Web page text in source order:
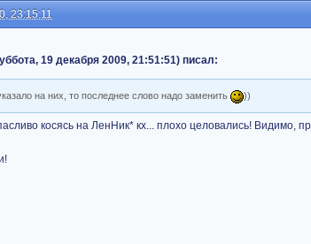
23:15:11
19 декабря 2009, 21:51:51) писал:
на них, то последнее слово надо заменить ))
косясь на ЛенНик* кх... плохо целовались! Видимо,